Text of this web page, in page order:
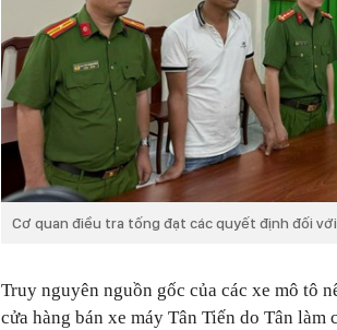
Cơ quan điều tra tống đạt các quyết định đối với
Truy nguyên nguồn gốc của các xe mô tô
cửa hàng bán xe máy Tân Tiến do Tân làm